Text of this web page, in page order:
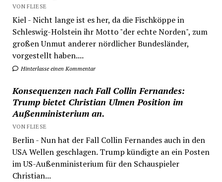
VON FLIESE
Kiel - Nicht lange ist es her, da die Fischköppe in
Schleswig-Holstein ihr Motto "der echte Norden", zum
großen Unmut anderer nördlicher Bundesländer,
vorgestellt haben....
Hinterlasse einen Kommentar
Konsequenzen nach Fall Collin Fernandes:
Trump bietet Christian Ulmen Position im
Außenministerium an.
VON FLIESE
Berlin - Nun hat der Fall Collin Fernandes auch in den
USA Wellen geschlagen. Trump kündigte an ein Posten
im US-Außenministerium für den Schauspieler
Christian...